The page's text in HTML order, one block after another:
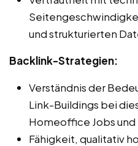
und strukturierten
Backlink-Strategien:
Verständnis der
Link-Buildings bei
Homeoffice Jobs
Fähigkeit, qualitativ